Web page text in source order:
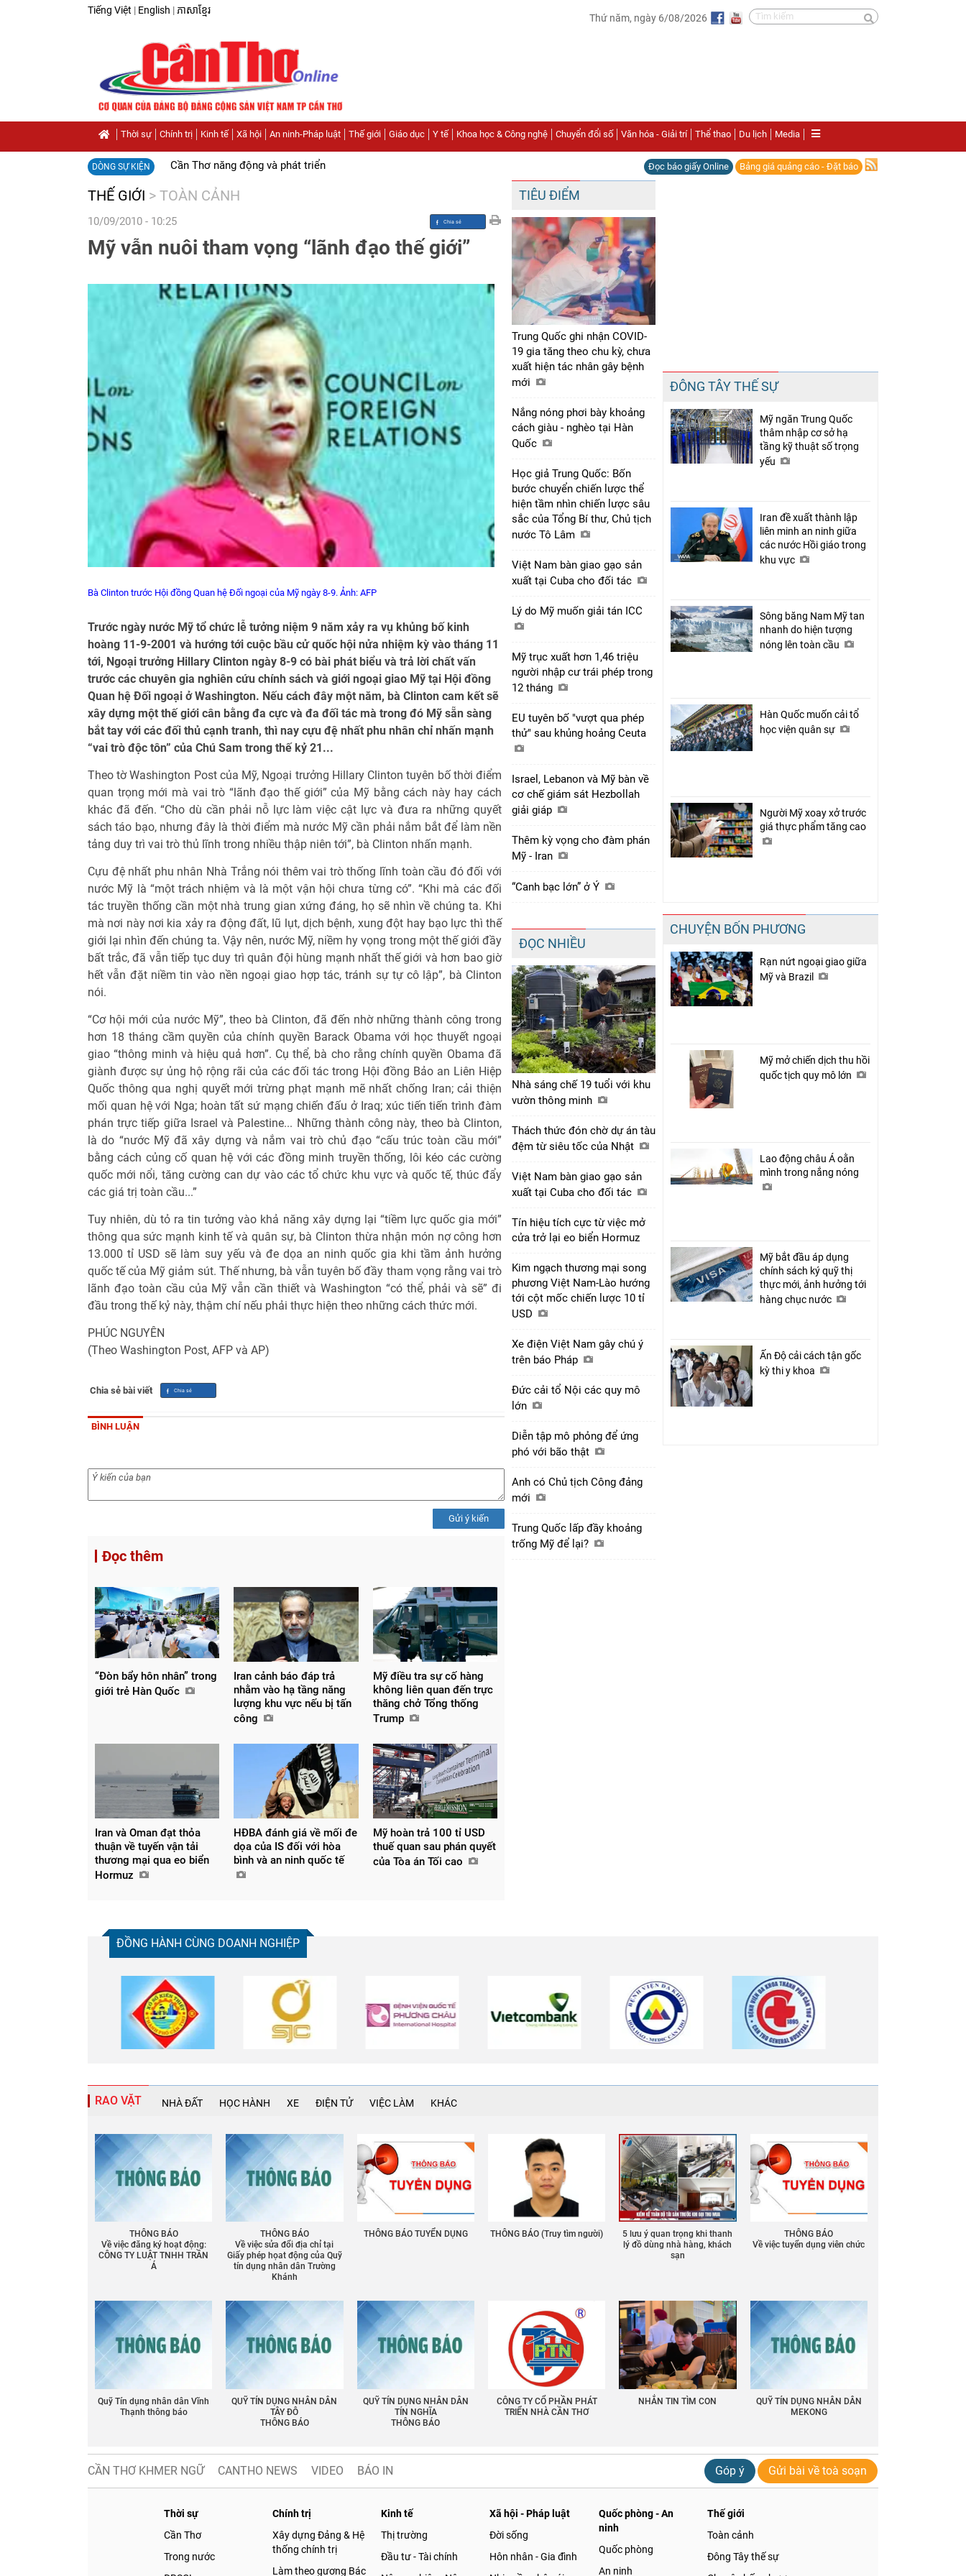
Tiếng Việt | English | ភាសាខ្មែរ
Thứ năm, ngày 6/08/2026
Thời sự Chính trị Kinh tế Xã hội An ninh-Pháp luật Thế giới Giáo dục Y tế Khoa học & Công nghệ Chuyển đổi số Văn hóa - Giải trí Thể thao Du lịch Media
DÒNG SỰ KIỆN Cần Thơ năng động và phát triển Đọc báo giấy Online Bảng giá quảng cáo - Đặt báo
THẾ GIỚI > TOÀN CẢNH
10/09/2010 - 10:25
Chia sẻ
Facebook
Mỹ vẫn nuôi tham vọng “lãnh đạo thế giới”
Bà Clinton trước Hội đồng Quan hệ Đối ngoại của Mỹ ngày 8-9. Ảnh: AFP
Trước ngày nước Mỹ tổ chức lễ tưởng niệm 9 năm xảy ra vụ khủng bố kinh
hoàng 11-9-2001 và hướng tới cuộc bầu cử quốc hội nửa nhiệm kỳ vào tháng 11
tới, Ngoại trưởng Hillary Clinton ngày 8-9 có bài phát biểu và trả lời chất vấn
trước các chuyên gia nghiên cứu chính sách và giới ngoại giao Mỹ tại Hội đồng
Quan hệ Đối ngoại ở Washington. Nếu cách đây một năm, bà Clinton cam kết sẽ
xây dựng một thế giới cân bằng đa cực và đa đối tác mà trong đó Mỹ sẵn sàng
bắt tay với các đối thủ cạnh tranh, thì nay cựu đệ nhất phu nhân chỉ nhấn mạnh
“vai trò độc tôn” của Chú Sam trong thế kỷ 21...
Theo tờ Washington Post của Mỹ, Ngoại trưởng Hillary Clinton tuyên bố thời điểm
quan trọng mới mà vai trò “lãnh đạo thế giới” của Mỹ bằng cách này hay cách
khác đã đến. “Cho dù cần phải nỗ lực làm việc cật lực và đưa ra những quyết
sách táo bạo, nhưng đây là thời điểm mà nước Mỹ cần phải nắm bắt để làm nền
tảng duy trì vai trò thủ lĩnh trong nhiều thập niên tới”, bà Clinton nhấn mạnh.
Cựu đệ nhất phu nhân Nhà Trắng nói thêm vai trò thống lĩnh toàn cầu đó đối với
nước Mỹ là “một trách nhiệm và là một vận hội chưa từng có”. “Khi mà các đối
tác truyền thống cần một nhà trung gian xứng đáng, họ sẽ nhìn về chúng ta. Khi
mà nơi này nơi kia xảy ra động đất, lũ lụt, dịch bệnh, xung đột hay bạo lực thì thế
giới lại nhìn đến chúng ta. Vậy nên, nước Mỹ, niềm hy vọng trong một thế giới đầy
bất trắc, đã vẫn tiếp tục duy trì quân đội hùng mạnh nhất thế giới và hơn bao giờ
hết vẫn đặt niềm tin vào nền ngoại giao hợp tác, tránh sự tự cô lập”, bà Clinton
nói.
“Cơ hội mới của nước Mỹ”, theo bà Clinton, đã đến nhờ những thành công trong
hơn 18 tháng cầm quyền của chính quyền Barack Obama với học thuyết ngoại
giao “thông minh và hiệu quả hơn”. Cụ thể, bà cho rằng chính quyền Obama đã
giành được sự ủng hộ rộng rãi của các đối tác trong Hội đồng Bảo an Liên Hiệp
Quốc thông qua nghị quyết mới trừng phạt mạnh mẽ nhất chống Iran; cải thiện
mối quan hệ với Nga; hoàn tất sứ mạng chiến đấu ở Iraq; xúc tiến tiến trình đàm
phán trực tiếp giữa Israel và Palestine... Những thành công này, theo bà Clinton,
là do “nước Mỹ đã xây dựng và nắm vai trò chủ đạo “cấu trúc toàn cầu mới”
bằng cách củng cố quan hệ với các đồng minh truyền thống, lôi kéo các cường
quốc mới nổi, tăng cường can dự vào các tổ chức khu vực và quốc tế, thúc đẩy
các giá trị toàn cầu...”
Tuy nhiên, dù tỏ ra tin tưởng vào khả năng xây dựng lại “tiềm lực quốc gia mới”
thông qua sức mạnh kinh tế và quân sự, bà Clinton thừa nhận món nợ công hơn
13.000 tỉ USD sẽ làm suy yếu và đe dọa an ninh quốc gia khi tầm ảnh hưởng
quốc tế của Mỹ giảm sút. Thế nhưng, bà vẫn tuyên bố đầy tham vọng rằng vai trò
lãnh đạo toàn cầu của Mỹ vẫn cần thiết và Washington “có thể, phải và sẽ” đi
đầu trong thế kỷ này, thậm chí nếu phải thực hiện theo những cách thức mới.
PHÚC NGUYÊN
(Theo Washington Post, AFP và AP)
Chia sẻ bài viết
Facebook
BÌNH LUẬN
Gửi ý kiến
Đọc thêm
“Đòn bẩy hôn nhân” trong
giới trẻ Hàn Quốc
Iran cảnh báo đáp trả
nhằm vào hạ tầng năng
lượng khu vực nếu bị tấn
công
Mỹ điều tra sự cố hàng
không liên quan đến trực
thăng chở Tổng thống
Trump
Iran và Oman đạt thỏa
thuận về tuyến vận tải
thương mại qua eo biển
Hormuz
HĐBA đánh giá về mối đe
dọa của IS đối với hòa
bình và an ninh quốc tế
Mỹ hoàn trả 100 tỉ USD
thuế quan sau phán quyết
của Tòa án Tối cao
TIÊU ĐIỂM
Trung Quốc ghi nhận COVID-
19 gia tăng theo chu kỳ, chưa
xuất hiện tác nhân gây bệnh
mới
Nắng nóng phơi bày khoảng
cách giàu - nghèo tại Hàn
Quốc
Học giả Trung Quốc: Bốn
bước chuyển chiến lược thể
hiện tầm nhìn chiến lược sâu
sắc của Tổng Bí thư, Chủ tịch
nước Tô Lâm
Việt Nam bàn giao gạo sản
xuất tại Cuba cho đối tác
Lý do Mỹ muốn giải tán ICC
Mỹ trục xuất hơn 1,46 triệu
người nhập cư trái phép trong
12 tháng
EU tuyên bố "vượt qua phép
thử" sau khủng hoảng Ceuta
Israel, Lebanon và Mỹ bàn về
cơ chế giám sát Hezbollah
giải giáp
Thêm kỳ vọng cho đàm phán
Mỹ - Iran
“Canh bạc lớn” ở Ý
ĐỌC NHIỀU
Nhà sáng chế 19 tuổi với khu
vườn thông minh
Thách thức đón chờ dự án tàu
đệm từ siêu tốc của Nhật
Việt Nam bàn giao gạo sản
xuất tại Cuba cho đối tác
Tín hiệu tích cực từ việc mở
cửa trở lại eo biển Hormuz
Kim ngạch thương mại song
phương Việt Nam-Lào hướng
tới cột mốc chiến lược 10 tỉ
USD
Xe điện Việt Nam gây chú ý
trên báo Pháp
Đức cải tổ Nội các quy mô
lớn
Diễn tập mô phỏng để ứng
phó với bão thật
Anh có Chủ tịch Công đảng
mới
Trung Quốc lấp đầy khoảng
trống Mỹ để lại?
ĐÔNG TÂY THẾ SỰ
Mỹ ngăn Trung Quốc
thâm nhập cơ sở hạ
tầng kỹ thuật số trọng
yếu
Iran đề xuất thành lập
liên minh an ninh giữa
các nước Hồi giáo trong
khu vực
Sông băng Nam Mỹ tan
nhanh do hiện tượng
nóng lên toàn cầu
Hàn Quốc muốn cải tổ
học viện quân sự
Người Mỹ xoay xở trước
giá thực phẩm tăng cao
CHUYỆN BỐN PHƯƠNG
Rạn nứt ngoại giao giữa
Mỹ và Brazil
Mỹ mở chiến dịch thu hồi
quốc tịch quy mô lớn
Lao động châu Á oằn
mình trong nắng nóng
Mỹ bắt đầu áp dụng
chính sách ký quỹ thị
thực mới, ảnh hưởng tới
hàng chục nước
Ấn Độ cải cách tận gốc
kỳ thi y khoa
ĐỒNG HÀNH CÙNG DOANH NGHIỆP
RAO VẶT NHÀ ĐẤT HỌC HÀNH XE ĐIỆN TỬ VIỆC LÀM KHÁC
THÔNG BÁO
Về việc đăng ký hoạt động:
CÔNG TY LUẬT TNHH TRẦN
Á
THÔNG BÁO
Về việc sửa đổi địa chỉ tại
Giấy phép họat động của Quỹ
tín dụng nhân dân Trường
Khánh
THÔNG BÁO TUYỂN DỤNG THÔNG BÁO (Truy tìm người)
5 lưu ý quan trọng khi thanh
lý đồ dùng nhà hàng, khách
sạn
THÔNG BÁO
Về việc tuyển dụng viên chức
Quỹ Tín dụng nhân dân Vĩnh
Thạnh thông báo
QUỸ TÍN DỤNG NHÂN DÂN
TÂY ĐÔ
THÔNG BÁO
QUỸ TÍN DỤNG NHÂN DÂN
TÍN NGHĨA
THÔNG BÁO
CÔNG TY CỔ PHẦN PHÁT
TRIỂN NHÀ CẦN THƠ
NHẮN TIN TÌM CON
QUỸ TÍN DỤNG NHÂN DÂN
MEKONG
CẦN THƠ KHMER NGỮ CANTHO NEWS VIDEO BÁO IN Góp ý Gửi bài về toà soạn
Thời sự
Cần Thơ
Trong nước
Chính trị
Xây dựng Đảng & Hệ
thống chính trị
Làm theo gương Bác
Kinh tế
Thị trường
Đầu tư - Tài chính
Xã hội - Pháp luật
Đời sống
Hôn nhân - Gia đình
Quốc phòng - An
ninh
Quốc phòng
An ninh
Thế giới
Toàn cảnh
Đông Tây thế sự